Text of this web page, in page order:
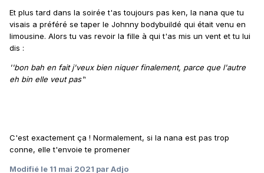
Et plus tard dans la soirée t'as toujours pas ken, la nana que tu
visais a préféré se taper le Johnny bodybuildé qui était venu en
limousine. Alors tu vas revoir la fille à qui t'as mis un vent et tu lui
dis :
''bon bah en fait j'veux bien niquer finalement, parce que l'autre
eh bin elle veut pas''
C'est exactement ça ! Normalement, si la nana est pas trop
conne, elle t'envoie te promener
Modifié le 11 mai 2021 par Adjo